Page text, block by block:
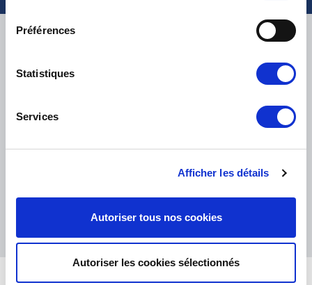
Préférences
Statistiques
Services
Afficher les détails
Autoriser tous nos cookies
Autoriser les cookies sélectionnés
TNT, GÉODIS, FRANCE EXPRESS, DPD
THE FEEDBACK
Excellent:4.5/5
(depuis 2018)